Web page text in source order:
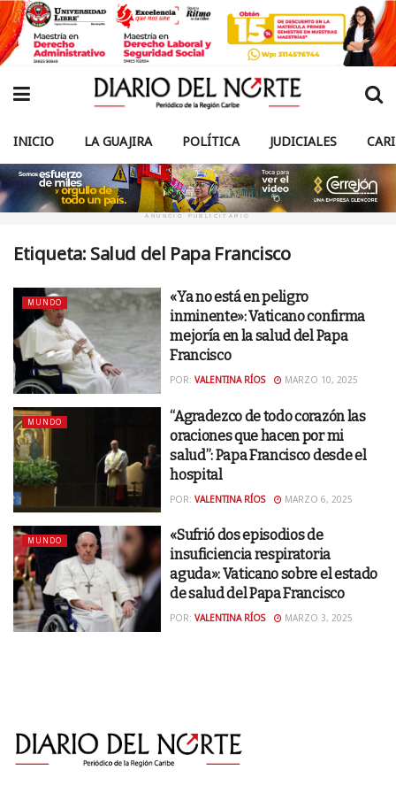
INICIO LA GUAJIRA POLÍTICA JUDICIALES
ANUNCIO PUBLICITARIO
Etiqueta: Salud del Papa Francisco
MUNDO
«Ya no está en peligro
inminente»: Vaticano confirma
mejoría en la salud del Papa
Francisco
POR: VALENTINA RÍOS MARZO 10, 2025
MUNDO
“Agradezco de todo corazón las
oraciones que hacen por mi
salud”: Papa Francisco desde el
hospital
POR: VALENTINA RÍOS MARZO 6, 2025
MUNDO
«Sufrió dos episodios de
insuficiencia respiratoria
aguda»: Vaticano sobre el estado
de salud del Papa Francisco
POR: VALENTINA RÍOS MARZO 3, 2025